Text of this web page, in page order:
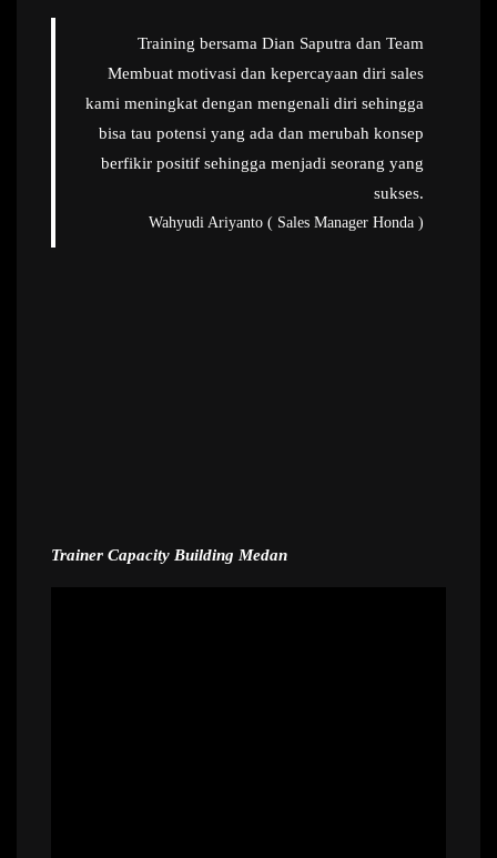
Training bersama Dian Saputra dan Team
Membuat motivasi dan kepercayaan diri sales
kami meningkat dengan mengenali diri sehingga
bisa tau potensi yang ada dan merubah konsep
berfikir positif sehingga menjadi seorang yang
sukses.
Wahyudi Ariyanto ( Sales Manager Honda )
Trainer Capacity Building Medan